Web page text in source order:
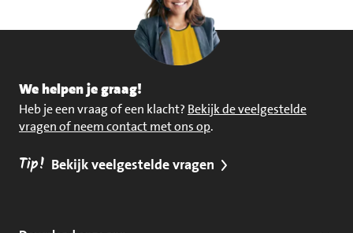
We helpen je graag!
Heb je een vraag of een klacht? Bekijk de veelgestelde
vragen of neem contact met ons op.
Tip! Bekijk veelgestelde vragen